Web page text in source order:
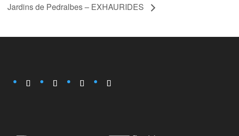
Jardins de Pedralbes – EXHAURIDES